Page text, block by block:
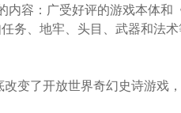
内容：广受好评的游戏本体
务、地牢、头目、武器和法术
改变了开放世界奇幻史诗游